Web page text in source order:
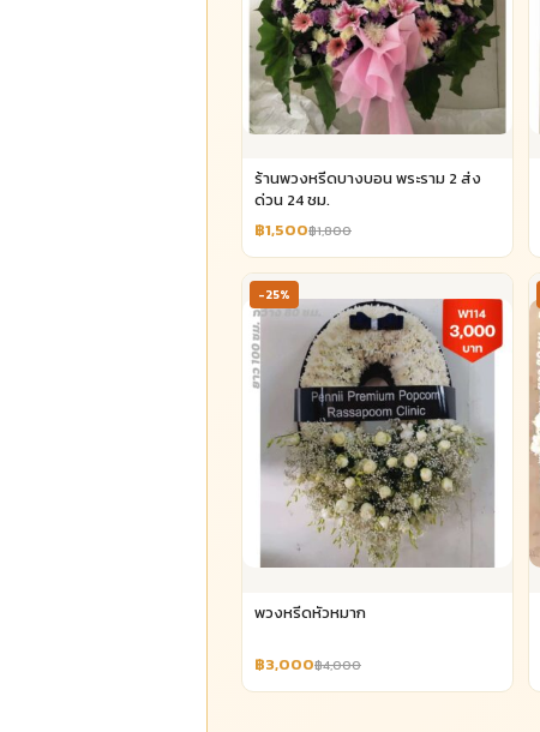
ร้านพวงหรีดบางบอน พระราม 2 ส่ง
ด่วน 24 ชม.
฿1,500฿1,800
-25%
พวงหรีดหัวหมาก
฿3,000฿4,000